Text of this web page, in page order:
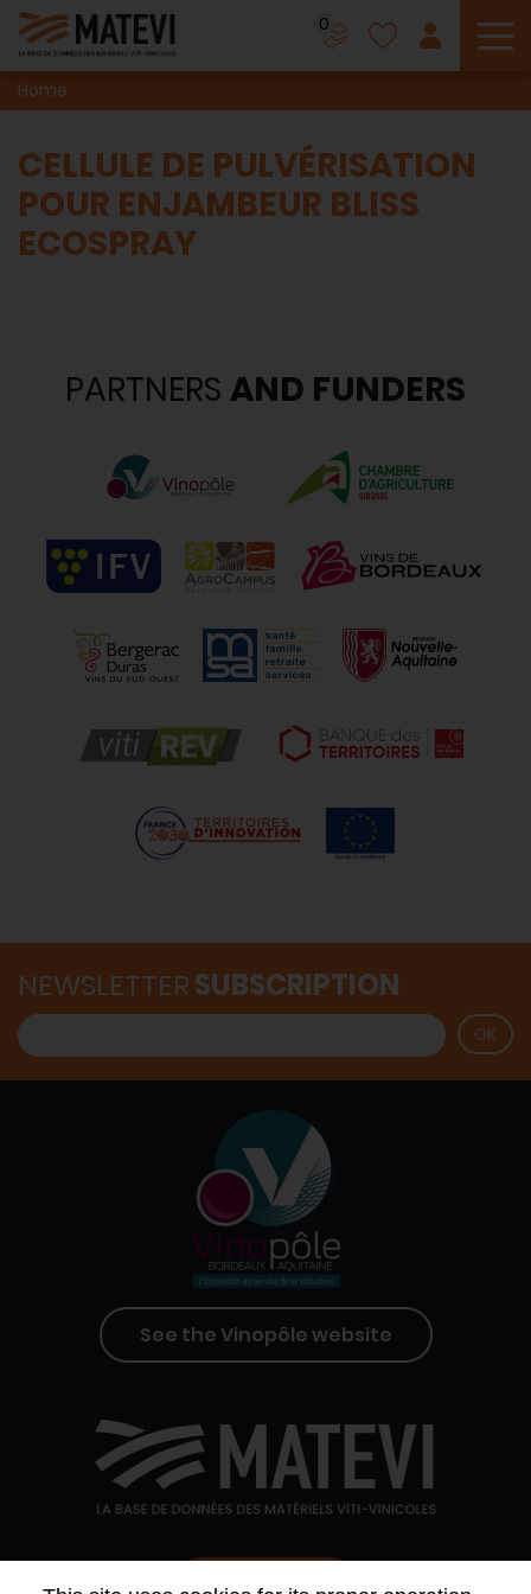
0
Home
CELLULE DE PULVÉRISATION
POUR ENJAMBEUR BLISS
ECOSPRAY
PARTNERS AND FUNDERS
NEWSLETTERSUBSCRIPTION
See the Vinopôle website
Contact us